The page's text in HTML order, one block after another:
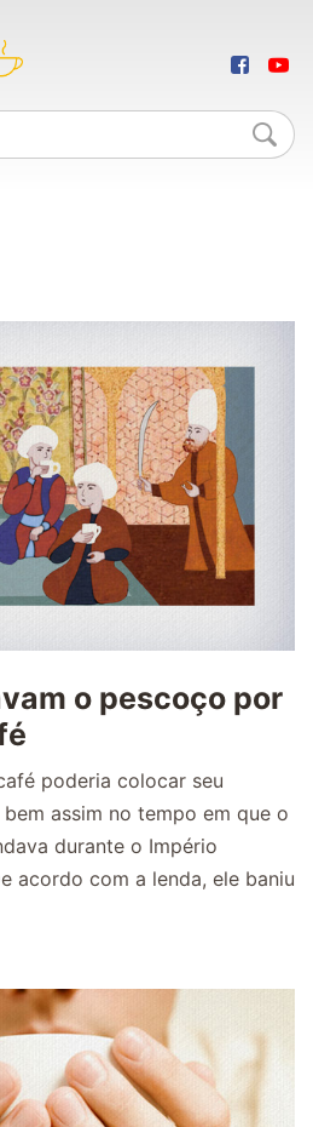
o pescoço por
poderia colocar seu
assim no tempo em que o
durante o Império
acordo com a lenda, ele baniu